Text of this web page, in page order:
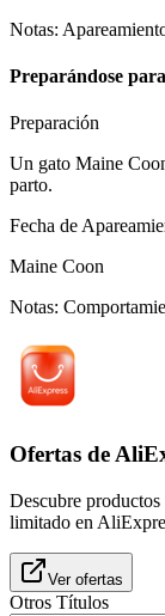
Notas:
Preparándose
Preparación
Un gato Maine
parto.
Fecha de
Maine Coon
Notas:
Ofertas de
Descubre
limitado en
Ver ofertas
Otros Títulos